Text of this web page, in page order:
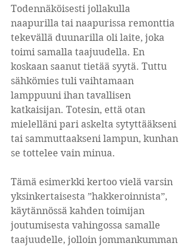
Todennäköisesti jollakulla
naapurilla tai naapurissa remonttia
tekevällä duunarilla oli laite, joka
toimi samalla taajuudella. En
koskaan saanut tietää syytä. Tuttu
sähkömies tuli vaihtamaan
lamppuuni ihan tavallisen
katkaisijan. Totesin, että otan
mielelläni pari askelta sytyttääkseni
tai sammuttaakseni lampun, kunhan
se tottelee vain minua.
Tämä esimerkki kertoo vielä varsin
yksinkertaisesta ”hakkeroinnista”,
käytännössä kahden toimijan
joutumisesta vahingossa samalle
taajuudelle, jolloin jommankumman